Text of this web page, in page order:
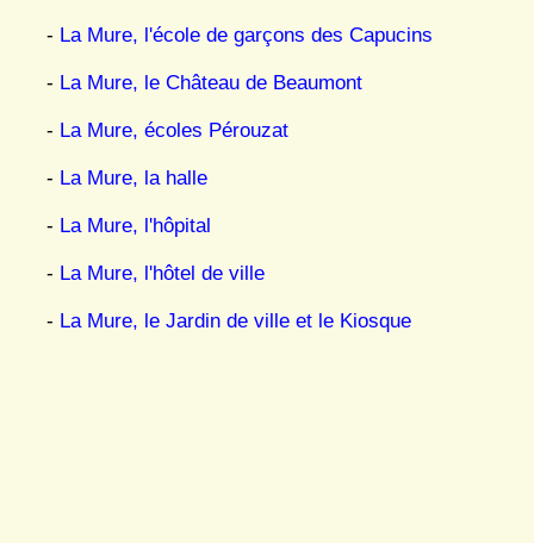
- La Mure, l'école de garçons des Capucins
- La Mure, le Château de Beaumont
- La Mure, écoles Pérouzat
- La Mure, la halle
- La Mure, l'hôpital
- La Mure, l'hôtel de ville
- La Mure, le Jardin de ville et le Kiosque